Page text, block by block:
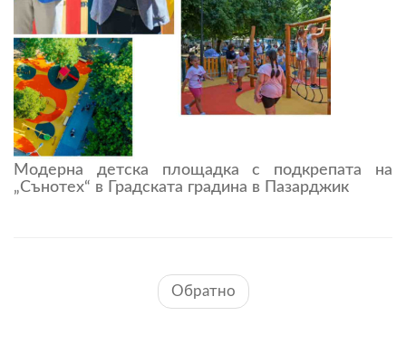
Модерна детска площадка с подкрепата на
„Сънотех“ в Градската градина в Пазарджик
Обратно